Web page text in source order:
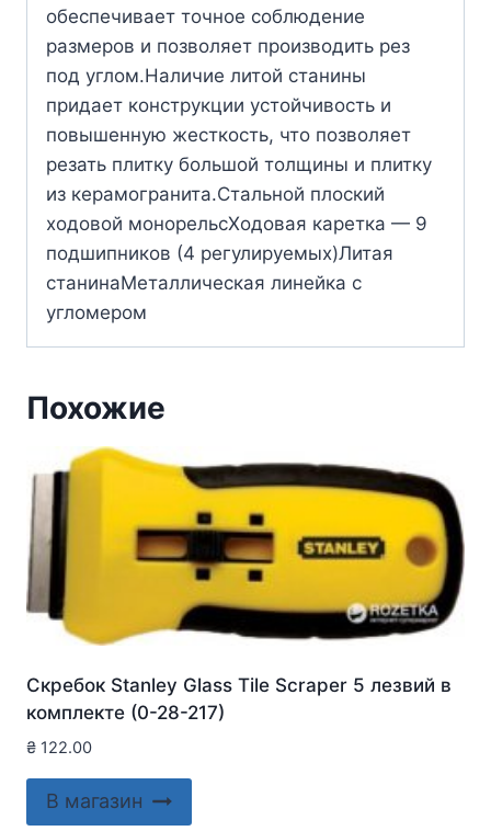
обеспечивает точное соблюдение
размеров и позволяет производить рез
под углом.Наличие литой станины
придает конструкции устойчивость и
повышенную жесткость, что позволяет
резать плитку большой толщины и плитку
из керамогранита.Стальной плоский
ходовой монорельсХодовая каретка — 9
подшипников (4 регулируемых)Литая
станинаМеталлическая линейка с
угломером
Похожие
Скребок Stanley Glass Tile Scraper 5 лезвий в
комплекте (0-28-217)
₴ 122.00
В магазин